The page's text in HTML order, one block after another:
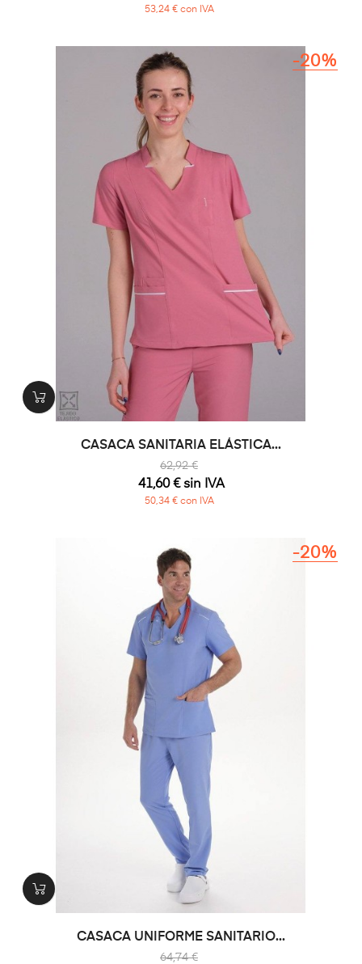
53,24 € con IVA
CASACA SANITARIA ELÁSTICA...
62,92 €
-20%
41,60 € sin IVA
50,34 € con IVA
CASACA UNIFORME SANITARIO...
64,74 €
-20%